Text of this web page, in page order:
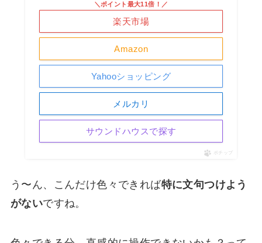
Amazon
＼ポイント最大11倍！／
楽天市場
Yahooショッピング
メルカリ
サウンドハウスで探す
ポチップ
う〜ん、こんだけ色々できれば特に文句つけよう
がないですね。